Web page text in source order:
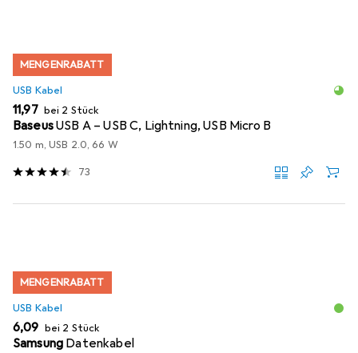
MENGENRABATT
USB Kabel
EUR
11,97 bei 2 Stück
BaseusUSB A – USB C, Lightning, USB Micro B
1.50 m, USB 2.0, 66 W
73
MENGENRABATT
USB Kabel
EUR
6,09 bei 2 Stück
Samsung Datenkabel